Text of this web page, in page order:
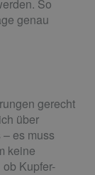
So
genau
gerecht
über
es muss
keine
Kupfer-